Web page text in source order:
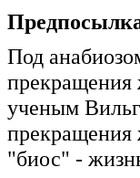
Под
прекращения
ученым
прекращения
"биос" -